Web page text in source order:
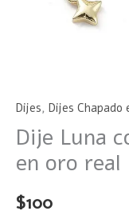
Dijes, Dijes Chapado
Dije Luna
en oro real
$100